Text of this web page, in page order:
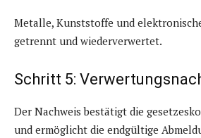
Metalle, Kunststoffe und
getrennt und wiederverwertet.
Schritt 5:
Der Nachweis bestätigt die
und ermöglicht die endgültige